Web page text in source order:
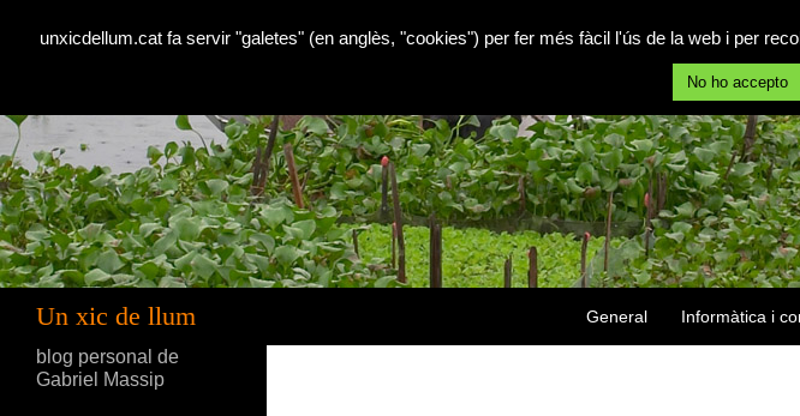
Un xic de llum
General
Informàtica i
blog personal de
Gabriel Massip
unxicdellum.cat fa servir "galetes" (en anglès, "cookies") per fer més fàcil l'ús de la web i per
No ho accepto